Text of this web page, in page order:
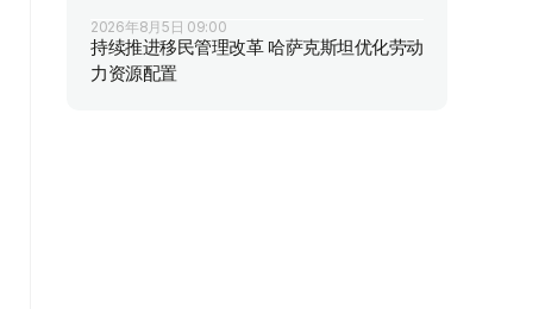
2026年8月5日 09:00
持续推进移民管理改革 哈萨克斯坦优化劳动
力资源配置